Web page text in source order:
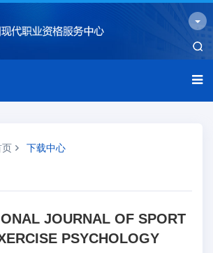
页 下载中心
JOURNAL OF SPORT
PSYCHOLOGY